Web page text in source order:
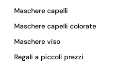
Maschere capelli
Maschere capelli colorate
Maschere viso
Regali a piccoli prezzi